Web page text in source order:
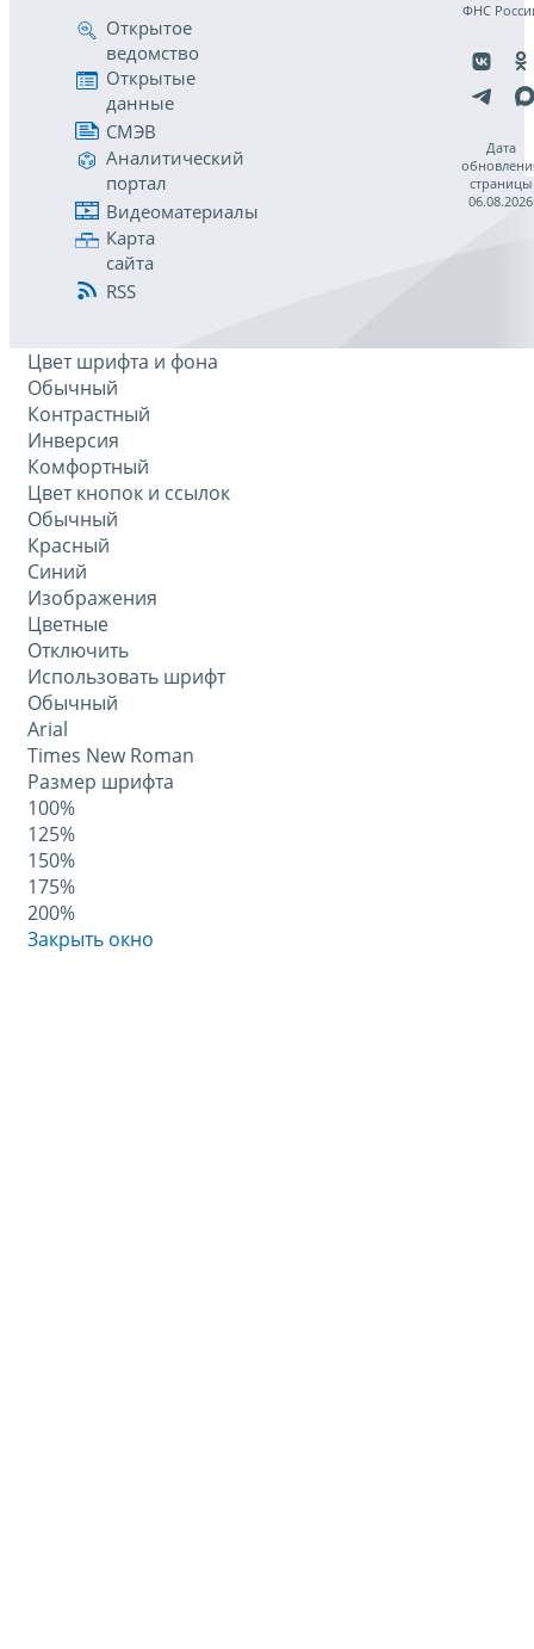
Открытое
ведомство
Открытые
данные
СМЭВ
Аналитический
портал
Видеоматериалы
Карта
сайта
RSS
ФНС
Дата
страницы
06.08.2026
Цвет шрифта и фона
Обычный
Контрастный
Инверсия
Комфортный
Цвет кнопок и ссылок
Обычный
Красный
Синий
Изображения
Цветные
Отключить
Использовать шрифт
Обычный
Arial
Times New Roman
Размер шрифта
100%
125%
150%
175%
200%
Закрыть окно